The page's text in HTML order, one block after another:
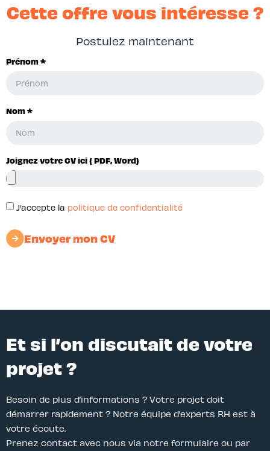
Cette offre vous intéresse ?
Postulez maintenant
Prénom *
Nom *
Joignez votre CV ici ( PDF, Word)
J’accepte la politique de confidentialité
Envoyer mon CV
Et si l’on discutait de votre
projet ?
Besoin de plus d’informations ? Votre projet doit
démarrer rapidement ? Notre équipe d’experts RH est à
votre écoute.
Prenez contact avec nous via notre formulaire ou par